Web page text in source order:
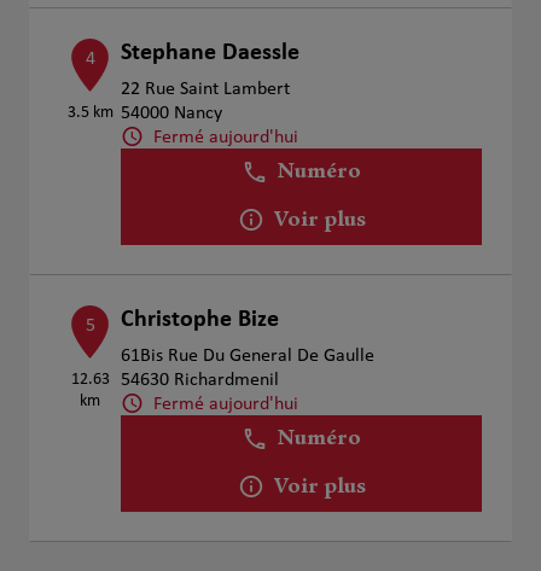
4
3.5 km
Stephane Daessle
22 Rue Saint Lambert
54000 Nancy
Fermé aujourd'hui
Numéro
Voir plus
5
12.63
km
Christophe Bize
61Bis Rue Du General De Gaulle
54630 Richardmenil
Fermé aujourd'hui
Numéro
Voir plus